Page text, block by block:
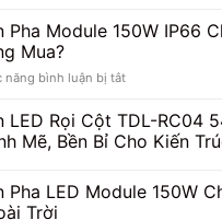
Sản
Việt
Pha
LED
150W
Suất
Thực
Pha Module 150W IP66
Mua?
năng bình luận bị tắtở
Pha
Module
150W
Chống
LED Rọi Cột TDL-RC04
Mẽ, Bền Bỉ Cho Kiến
Pha LED Module 150W
Trời